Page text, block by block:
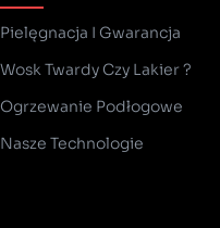
Pielęgnacja I Gwarancja
Wosk Twardy Czy Lakier ?
­Ogrzewanie Podłogowe
Nasze Technologie